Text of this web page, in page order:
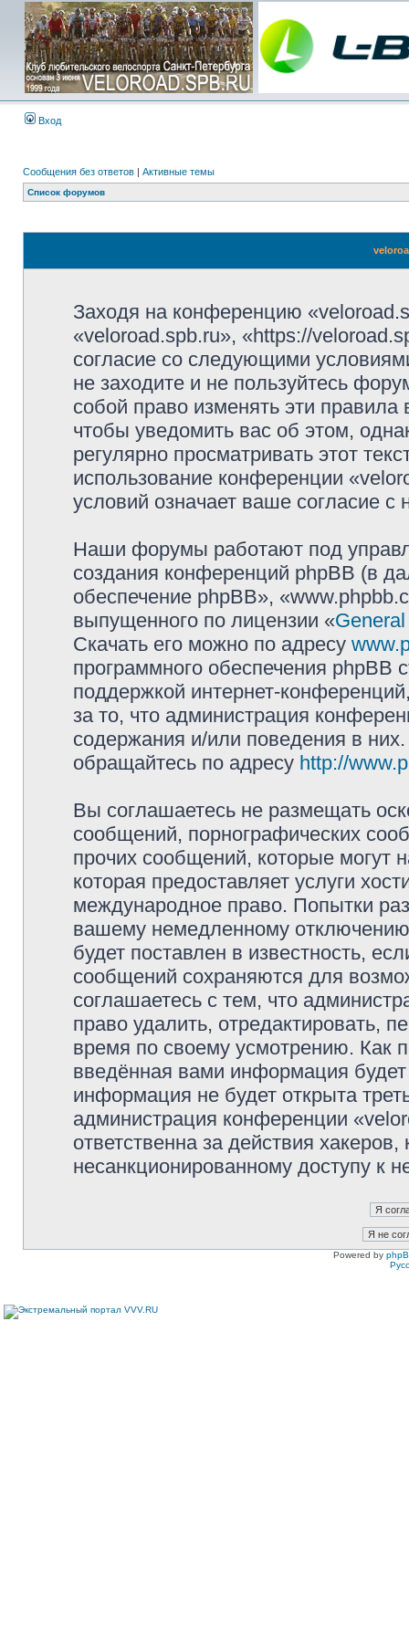
Вход
Сообщения без ответов | Активные темы
Список форумов
Заходя на конференцию
«veloroad.spb.ru», «https://
согласие со следующими
не заходите и не пользуйтесь
собой право изменять эти
чтобы уведомить вас об этом,
регулярно просматривать этот
использование конференции
условий означает ваше согласие с
Наши форумы работают под
создания конференций phpBB (в
обеспечение phpBB»,
выпущенного по лицензии «
Скачать его можно по адресу
программного обеспечения phpBB
поддержкой интернет-
за то, что администрация
содержания и/или поведения в
обращайтесь по адресу http://
Вы соглашаетесь не размещать
сообщений, порнографических
прочих сообщений, которые могут
которая предоставляет услуги
международное право. Попытки
вашему немедленному
будет поставлен в известность,
сообщений сохраняются для
соглашаетесь с тем, что
право удалить, отредактировать,
время по своему усмотрению. Как
введённая вами информация
информация не будет открыта
администрация конференции
ответственна за действия
несанкционированному доступу к
Powered by